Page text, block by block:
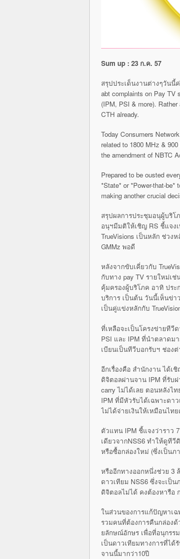
Sum up : 23 ก.ค. 57
สรุปประเด็นงานต่างๆวันนี้ค่
abt complaints on Pay TV
(IPM, PSI & more).
CTH already.
Today Consumers
related to 1800 MHz &
the amendment of NBTC
Prepared to be ousted
*State* or *Power-that-be*
making another crucial
สรุปผลการประชุมอนุผู้บริโ
อนุฯมีมติให้เชิญ RS ชี้แจง
TrueVisions เป็นหลัก ช่ว
GMMz พอดี
หลังจากขับเคี่ยวกับ
กับทาง pay TV รายใหม่เ
คุ้มครองผู้บริโภค อาทิ ประ
บริการ เป็นต้น วันนี้เห็นข่า
เป็นคู่แข่งหลักกับ
ที่เหลือจะเป็นโครงข่ายทีวีด
PSI และ IPM ที่นำตลาด
เบียนเป็นทีวีบอกรับฯ ช่อง
อีกเรื่องคือ สำนักงาน ได้
ดิจิตอลผ่านจาน IPM ที่รับ
carry ไม่ได้เลย ตอนหลังไ
IPM ที่มีหัวรับได้เฉพาะดา
ไม่ได้จ่ายเงินให้เหมือนไท
ตัวแทน IPM ชี้แจงว่าราว
เดียวจากNSS6 ทำให้ดูทีวี
หรือซื้อกล่องใหม่ (ซึ่งเป็นภ
หรืออีกทางออกหนึ่งช่วย 3
ดาวเทียม NSS6 ซึ่งจะเป็
ดิจิตอลไม่ได้ คงต้องหารือ
ในส่วนของการแก้ปัญหาเฉ
รวมคนที่ต้องการคืนกล่อง
ยลักษณ์อกษร เพื่อที่อนุกรร
เป็นดาวเทียมทางการที่ได้
จานนี้มากว่า10ปี